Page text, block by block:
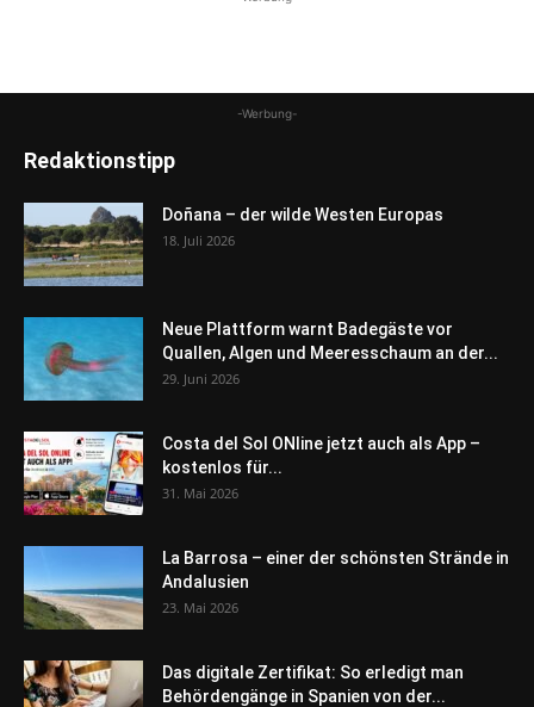
-Werbung-
Redaktionstipp
Doñana – der wilde Westen Europas
18. Juli 2026
Neue Plattform warnt Badegäste vor
Quallen, Algen und Meeresschaum an der...
29. Juni 2026
Costa del Sol ONline jetzt auch als App –
kostenlos für...
31. Mai 2026
La Barrosa – einer der schönsten Strände in
Andalusien
23. Mai 2026
Das digitale Zertifikat: So erledigt man
Behördengänge in Spanien von der...